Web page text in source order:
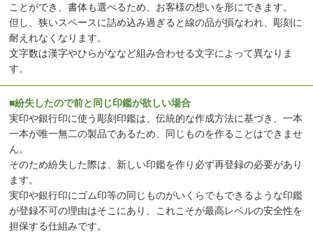
ことができ、書体も選べるため、お客様の想いを形にできます。
但し、狭いスペースに詰め込み過ぎると線の品が損なわれ、彫刻に
耐えれなくなります。
文字数は漢字やひらがななど組み合わせる文字によって異なりま
す。
■紛失したので前と同じ印鑑が欲しい場合
実印や銀行印に使う彫刻印鑑は、伝統的な作成方法に基づき、一本
一本が唯一無二の製品であるため、同じものを作ることはできませ
ん。
そのため紛失した際は、新しい印鑑を作り必ず再登録の必要があり
ます。
実印や銀行印にゴム印等の同じものがいくらでもできるような印鑑
が登録不可の理由はそこにあり、これこそが最高レベルの安全性を
担保する仕組みです。